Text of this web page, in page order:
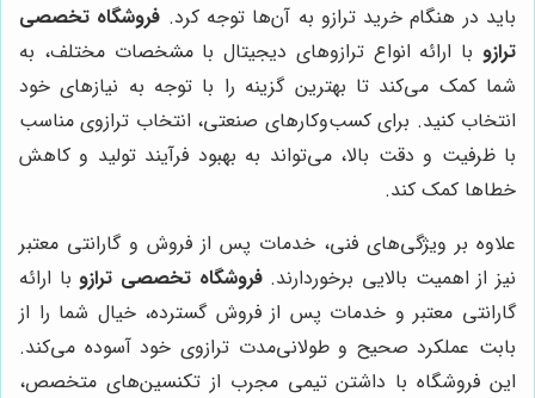
باید در هنگام خرید ترازو به آن‌ها توجه کرد. فروشگاه تخصصی
ترازو با ارائه انواع ترازوهای دیجیتال با مشخصات مختلف، به
شما کمک می‌کند تا بهترین گزینه را با توجه به نیازهای خود
انتخاب کنید. برای کسب‌وکارهای صنعتی، انتخاب ترازوی مناسب
با ظرفیت و دقت بالا، می‌تواند به بهبود فرآیند تولید و کاهش
خطاها کمک کند.
علاوه بر ویژگی‌های فنی، خدمات پس از فروش و گارانتی معتبر
نیز از اهمیت بالایی برخوردارند.فروشگاه تخصصی ترازو با ارائه
گارانتی معتبر و خدمات پس از فروش گسترده، خیال شما را از
بابت عملکرد صحیح و طولانی‌مدت ترازوی خود آسوده می‌کند.
این فروشگاه با داشتن تیمی مجرب از تکنسین‌های متخصص،